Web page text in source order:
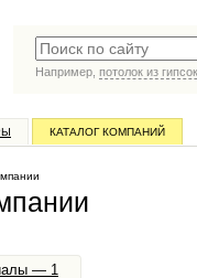
Например, потолок из
КАТАЛОГ КОМПАНИЙ
— 1